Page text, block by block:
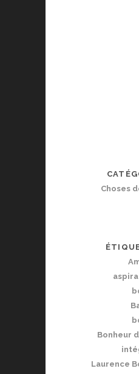
Choses
Bonheur
Laurence